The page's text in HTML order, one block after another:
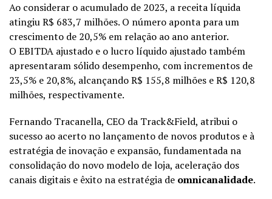
Ao considerar o acumulado de 2023, a receita líquida
atingiu R$ 683,7 milhões. O número aponta para um
crescimento de 20,5% em relação ao ano anterior.
O EBITDA ajustado e o lucro líquido ajustado também
apresentaram sólido desempenho, com incrementos de
23,5% e 20,8%, alcançando R$ 155,8 milhões e R$ 120,8
milhões, respectivamente.
Fernando Tracanella, CEO da Track&Field, atribui o
sucesso ao acerto no lançamento de novos produtos e à
estratégia de inovação e expansão, fundamentada na
consolidação do novo modelo de loja, aceleração dos
canais digitais e êxito na estratégia de omnicanalidade.